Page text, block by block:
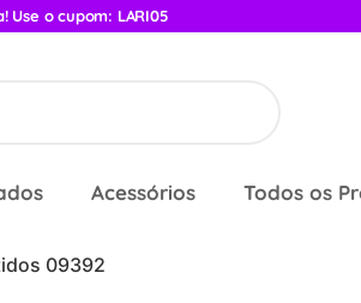
Use o cupom: LARI05
Acessórios Todos os
09392